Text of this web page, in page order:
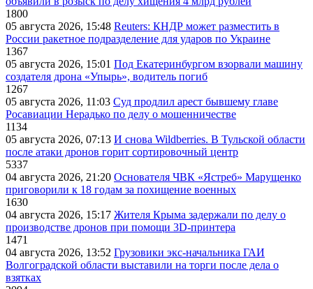
1800
05 августа 2026, 15:48 Reuters: КНДР может разместить в
России ракетное подразделение для ударов по Украине
1367
05 августа 2026, 15:01 Под Екатеринбургом взорвали машину
создателя дрона «Упырь», водитель погиб
1267
05 августа 2026, 11:03 Суд продлил арест бывшему главе
Росавиации Нерадько по делу о мошенничестве
1134
05 августа 2026, 07:13 И снова Wildberries. В Тульской области
после атаки дронов горит сортировочный центр
5337
04 августа 2026, 21:20 Основателя ЧВК «Ястреб» Марущенко
приговорили к 18 годам за похищение военных
1630
04 августа 2026, 15:17 Жителя Крыма задержали по делу о
производстве дронов при помощи 3D‑принтера
1471
04 августа 2026, 13:52 Грузовики экс-начальника ГАИ
Волгоградской области выставили на торги после дела о
взятках